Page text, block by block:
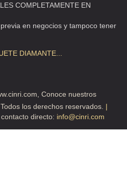
COMPLETAMENTE EN
en negocios y tampoco tener
DIAMANTE...
Conoce nuestros
Todos los derechos reservados. |
directo: info@cinri.com